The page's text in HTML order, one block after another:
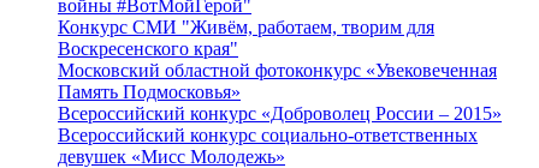
войны #ВотМойГерой"
Конкурс СМИ "Живём, работаем, творим для
Воскресенского края"
Московский областной фотоконкурс «Увековеченная
Память Подмосковья»
Всероссийский конкурс «Доброволец России – 2015»
Всероссийский конкурс социально-ответственных
девушек «Мисс Молодежь»